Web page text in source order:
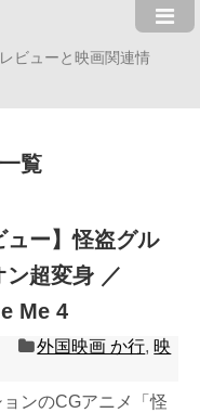
ビューと映画関連情
一覧
ュー】怪盗グル
ン超変身 ／
Me 4
外国映画 か行, 映
ンのCGアニメ「怪